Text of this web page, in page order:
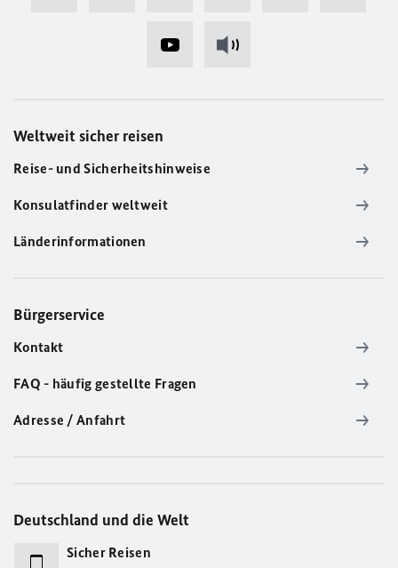
Weltweit sicher reisen
Reise- und Sicherheitshinweise
Konsulatfinder weltweit
Länderinformationen
Bürgerservice
Kontakt
FAQ - häufig gestellte Fragen
Adresse / Anfahrt
Deutschland und die Welt
Sicher Reisen